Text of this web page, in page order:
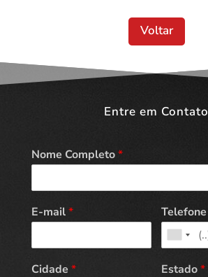
Voltar
Entre em Contato
Nome Completo*
E-mail* Telefone
Cidade * Estado*